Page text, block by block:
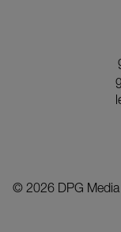
© 2026 DPG